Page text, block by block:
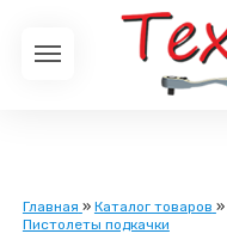
Главная » Каталог товаров »
Пистолеты подкачки